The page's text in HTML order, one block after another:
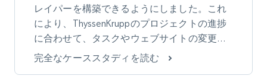
レイパーを構築できるようにしました。これ
により、ThyssenKruppのプロジェクトの進捗
に合わせて、タスクやウェブサイトの変更を
自動的に管理できるようになりました。
完全なケーススタディを読む